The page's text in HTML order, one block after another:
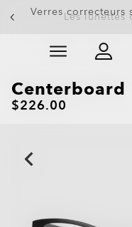
Verres correcteurs
Les lunettes
Slide 3 of 4. Les
Centerboard
$226.00